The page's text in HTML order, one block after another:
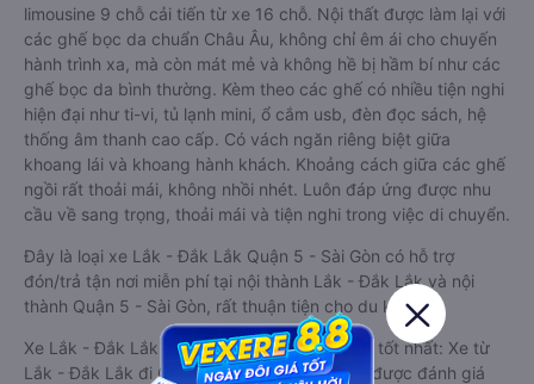
limousine 9 chỗ cải tiến từ xe 16 chỗ. Nội thất được làm lại với
các ghế bọc da chuẩn Châu Âu, không chỉ êm ái cho chuyến
hành trình xa, mà còn mát mẻ và không hề bị hầm bí như các
ghế bọc da bình thường. Kèm theo các ghế có nhiều tiện nghi
hiện đại như ti-vi, tủ lạnh mini, ổ cắm usb, đèn đọc sách, hệ
thống âm thanh cao cấp. Có vách ngăn riêng biệt giữa
khoang lái và khoang hành khách. Khoảng cách giữa các ghế
ngồi rất thoải mái, không nhồi nhét. Luôn đáp ứng được nhu
cầu về sang trọng, thoải mái và tiện nghi trong việc di chuyển.
Đây là loại xe Lắk - Đắk Lắk Quận 5 - Sài Gòn có hỗ trợ
đón/trả tận nơi miễn phí tại nội thành Lắk - Đắk Lắk và nội
thành Quận 5 - Sài Gòn, rất thuận tiện cho du khách.
Xe Lắk - Đắk Lắk Quận 5 - Sài Gòn limousine tốt nhất: Xe từ
Lắk - Đắk Lắk đi Quận 5 - Sài Gòn limousine được đánh giá